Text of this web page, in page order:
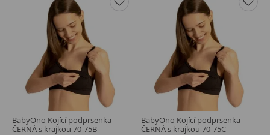
BabyOno Kojící podprsenka
ČERNÁ s krajkou 70-75B
BabyOno Kojící podprsenka
ČERNÁ s krajkou 70-75C